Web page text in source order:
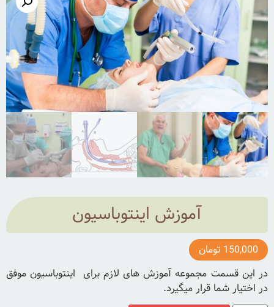
آموزش اینتوباسیون
150,000 تومان
در این قسمت مجموعه آموزش های لازم برای اینتوباسیون موفق
در اختیار شما قرار میگیرد.